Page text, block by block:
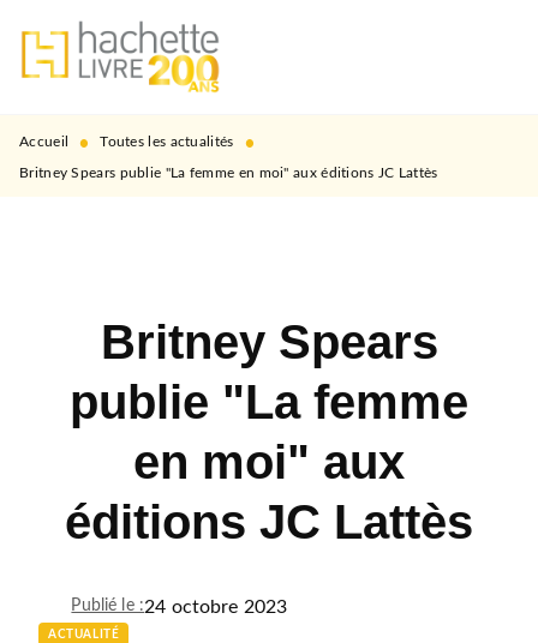
MENU RECHERCHE
PIED DE PAGE
Accueil • Toutes les actualités •
Britney Spears publie "La femme en moi" aux éditions JC Lattès
Britney Spears
publie "La femme
en moi" aux
éditions JC Lattès
Publié le :24 octobre 2023
ACTUALITÉ